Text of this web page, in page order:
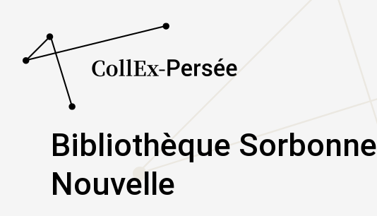
Bibliothèque Sorbonne
Nouvelle